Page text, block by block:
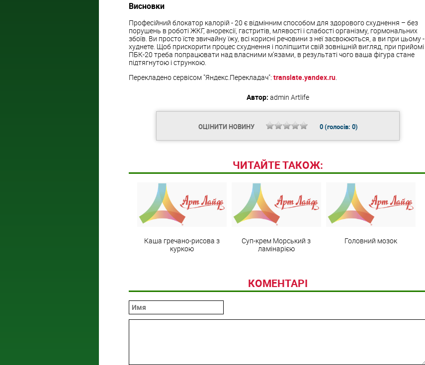
Висновки
Професійний блокатор калорій - 20 є відмінним способом для здорового схуднення – без
порушень в роботі ЖКГ, анорексії, гастритів, млявості і слабості організму, гормональних
збоїв. Ви просто їсте звичайну їжу, всі корисні речовини з неї засвоюються, а ви при цьому -
худнете. Щоб прискорити процес схуднення і поліпшити свій зовнішній вигляд, при прийомі
ПБК-20 треба попрацювати над власними м'язами, в результаті чого ваша фігура стане
підтягнутою і стрункою.
Перекладено сервісом "Яндекс.Перекладач": translate.yandex.ru
Автор: admin Artlife
ОЦІНИТИ НОВИНУ 0(голосів: 0)
ЧИТАЙТЕ ТАКОЖ:
Каша гречано-рисова з
куркою
Суп-крем Морський з
ламінарією
Головний мозок
КОМЕНТАРІ